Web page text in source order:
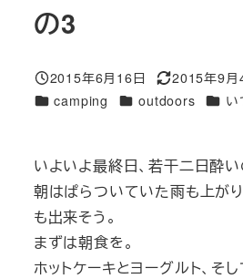
の3
投稿日
2015年6月16日
更新日
2015年9月
カテゴリー
camping カテゴリー
outdoors カテい
いよいよ最終日、若干二日酔い
朝はぱらついていた雨も上が
も出来そう。
まずは朝食を。
ホットケーキとヨーグルト、そ